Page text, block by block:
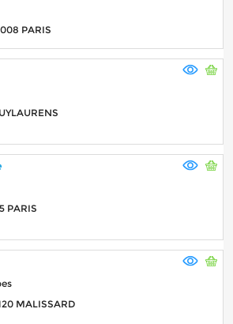
PARIS
PARIS
MALISSARD